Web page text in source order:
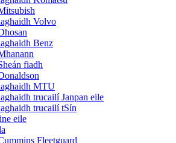
Volvo
Benz
fiadh
MTU
trucailí Janpan eile
trucailí tSín
eile
Fleetguard